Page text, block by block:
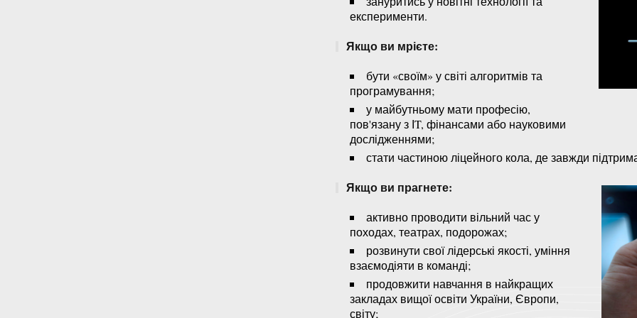
експерименти.
Якщо ви мрієте:
бути «своїм» у світі алгоритмів та
програмування;
у майбутньому мати професію,
пов'язану з ІT, фінансами або науковими
дослідженнями;
стати частиною ліцейного кола, де завжди
Якщо ви прагнете:
активно проводити вільний час у
походах, театрах, подорожах;
розвинути свої лідерські якості, уміння
взаємодіяти в команді;
продовжити навчання в найкращих
закладах вищої освіти України, Європи,
світу;